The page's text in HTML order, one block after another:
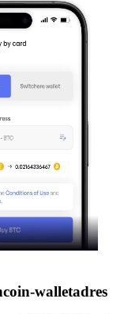
walletadres